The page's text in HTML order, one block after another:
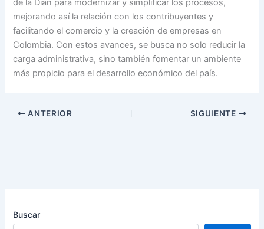
de la Dian para modernizar y simplificar los procesos,
mejorando así la relación con los contribuyentes y
facilitando el comercio y la creación de empresas en
Colombia. Con estos avances, se busca no solo reducir la
carga administrativa, sino también fomentar un ambiente
más propicio para el desarrollo económico del país.
ANTERIOR SIGUIENTE
Buscar